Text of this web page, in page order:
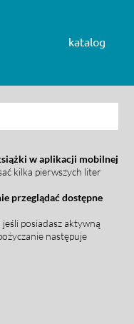
katalog
w aplikacji mobilnej
kilka pierwszych liter
przeglądać dostępne
jeśli posiadasz aktywną
następuje